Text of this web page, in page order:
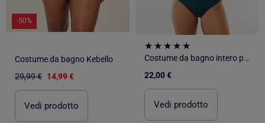
-50%
Costume da bagno Kebello
29,99 € 14,99 €
Vedi prodotto
Costume da bagno intero post-operatorio
22,00 €
Vedi prodotto